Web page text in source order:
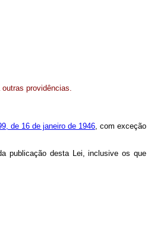
providências.
de 16 de janeiro de 1946, com exceção
publicação desta Lei, inclusive os que